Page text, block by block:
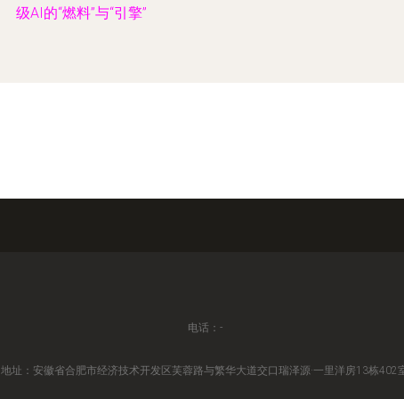
级AI的“燃料”与“引擎”
电话：-
地址：安徽省合肥市经济技术开发区芙蓉路与繁华大道交口瑞泽源·一里洋房13栋402